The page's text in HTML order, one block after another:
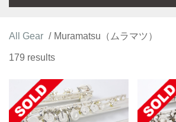
All Gear Muramatsu（ムラマツ）
179 results